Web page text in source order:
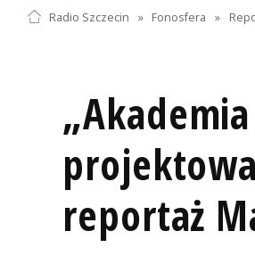
Radio Szczecin » Fonosfera »
reportaż